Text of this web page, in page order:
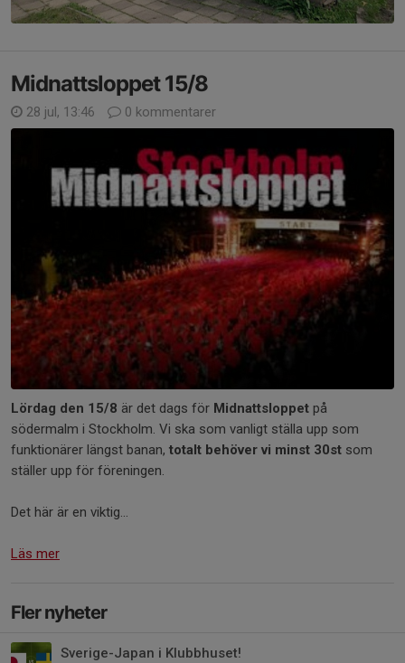
Midnattsloppet 15/8
28 jul, 13:46 0 kommentarer
Lördag den 15/8 är det dags för Midnattsloppet på
södermalm i Stockholm. Vi ska som vanligt ställa upp som
funktionärer längst banan, totalt behöver vi minst 30st som
ställer upp för föreningen.
Det här är en viktig...
Läs mer
Fler nyheter
Sverige-Japan i Klubbhuset!